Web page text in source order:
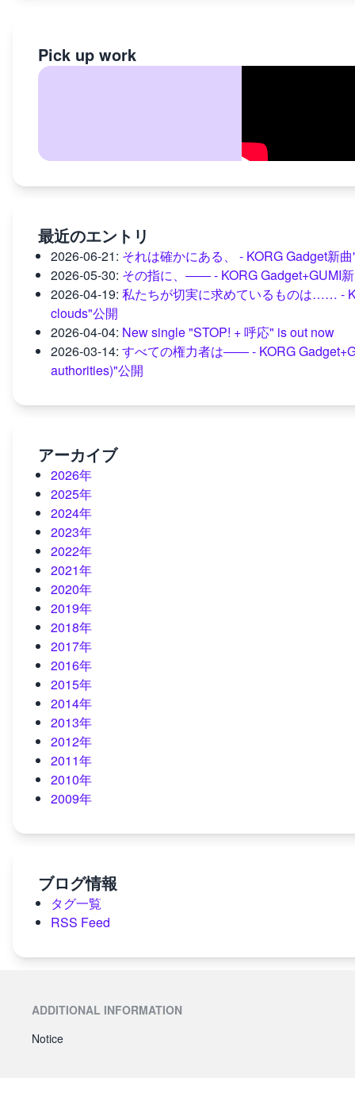
Pick up work
最近のエントリ
2026-06-21: それは確かにある、 - KORG Gadget新
2026-05-30: その指に、―― - KORG Gadget+GUMI
2026-04-19: 私たちが切実に求めているものは…… -
clouds"公開
2026-04-04: New single "STOP! + 呼応" is out now
2026-03-14: すべての権力者は―― - KORG
authorities)"公開
アーカイブ
2026年
2025年
2024年
2023年
2022年
2021年
2020年
2019年
2018年
2017年
2016年
2015年
2014年
2013年
2012年
2011年
2010年
2009年
ブログ情報
タグ一覧
RSS Feed
ADDITIONAL INFORMATION
Notice